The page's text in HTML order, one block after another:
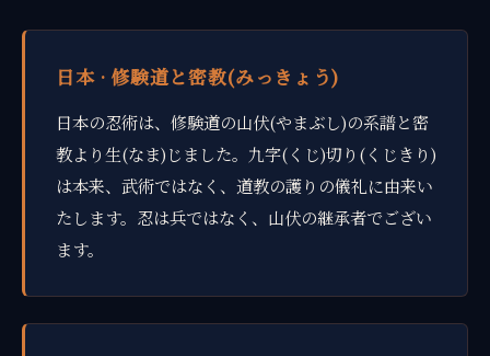
日本 · 修験道と密教(みっきょう)
日本の忍術は、修験道の山伏(やまぶし)の系譜と密
教より生(なま)じました。九字(くじ)切り(くじきり)
は本来、武術ではなく、道教の護りの儀礼に由来い
たします。忍は兵ではなく、山伏の継承者でござい
ます。